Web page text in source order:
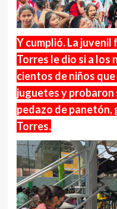
Y cumplió. La
Torres le dio si a los
cientos de niños
juguetes y
pedazo de panetón,
Torres.